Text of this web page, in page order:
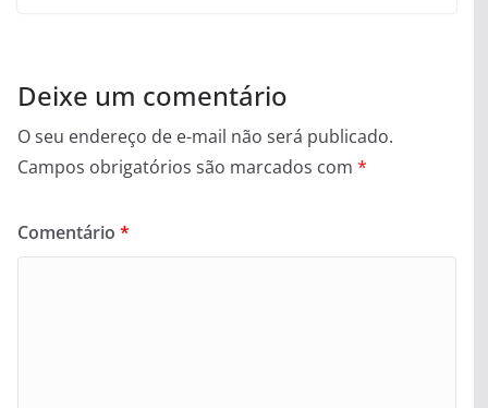
Deixe um comentário
O seu endereço de e-mail não será publicado.
Campos obrigatórios são marcados com *
Comentário *